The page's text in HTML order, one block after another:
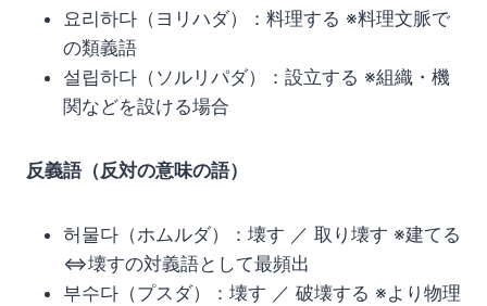
요리하다（ヨリハダ）：料理する ※料理文脈で
の類義語
설립하다（ソルリパダ）：設立する ※組織・機
関などを設ける場合
反義語（反対の意味の語）
허물다（ホムルダ）：壊す ／ 取り壊す ※建てる
⇔壊すの対義語として最頻出
부수다（プスダ）：壊す ／ 破壊する ※より物理